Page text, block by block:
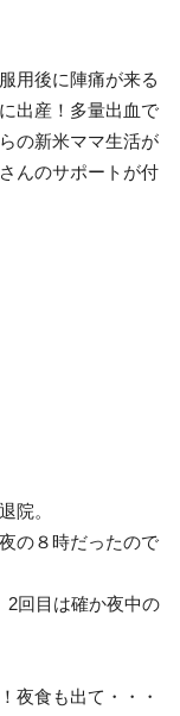
用後に陣痛が来る
出産！多量出血で
の新米ママ生活が
んのサポートが付
院。
の８時だったので
2回目は確か夜中の
夜食も出て・・・